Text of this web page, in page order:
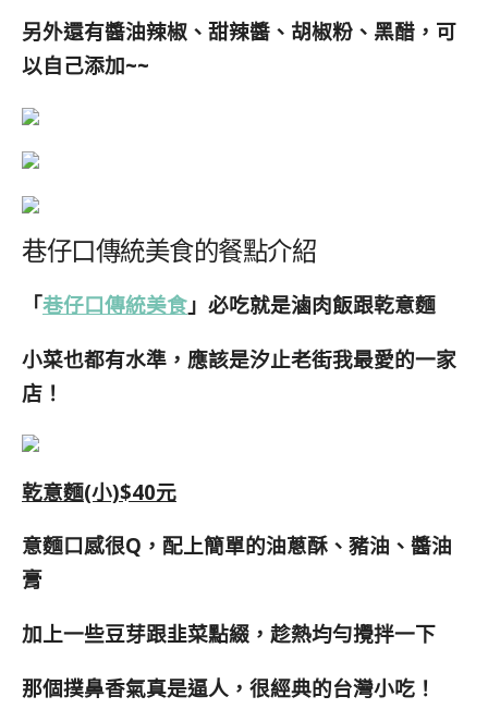
另外還有醬油辣椒、甜辣醬、胡椒粉、黑醋，可
以自己添加~~
巷仔口傳統美食的餐點介紹
「巷仔口傳統美食 」必吃就是滷肉飯跟乾意麵
小菜也都有水準，應該是汐止老街我最愛的一家
店！
乾意麵(小)$40元
意麵口感很Q，配上簡單的油蔥酥、豬油、醬油
膏
加上一些豆芽跟韭菜點綴，趁熱均勻攪拌一下
那個撲鼻香氣真是逼人，很經典的台灣小吃！